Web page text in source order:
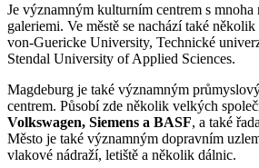
Je významným kulturním centrem s mnoha
galeriemi. Ve městě se nachází také
von-Guericke University, Technické
Stendal University of Applied Sciences.
Magdeburg je také významným
centrem. Působí zde několik velkých
Volkswagen, Siemens a BASF, a také
Město je také významným dopravním
vlakové nádraží, letiště a několik dálnic.